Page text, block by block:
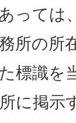
あって
所の所
標識を
に掲示